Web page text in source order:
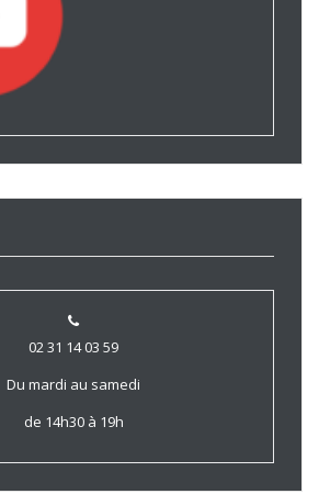
02 31 14 03 59
Du mardi au samedi
de 14h30 à 19h